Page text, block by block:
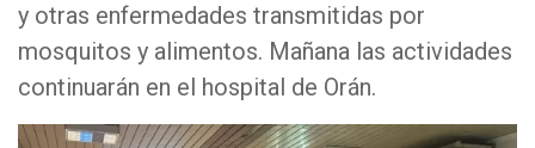
y otras enfermedades transmitidas por
mosquitos y alimentos. Mañana las actividades
continuarán en el hospital de Orán.